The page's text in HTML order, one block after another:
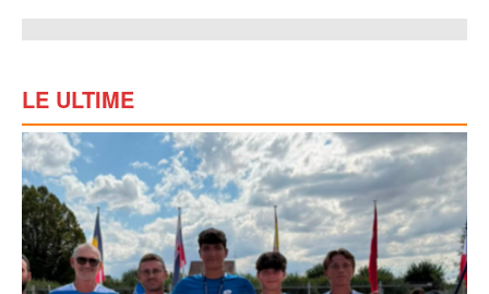
LE ULTIME